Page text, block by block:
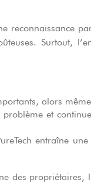
reconnaissance
Surtout,
alors
et
entraîne
des